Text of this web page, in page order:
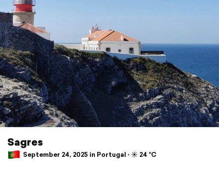
Sagres
September 24, 2025 in Portugal ⋅ ☀️ 24 °C